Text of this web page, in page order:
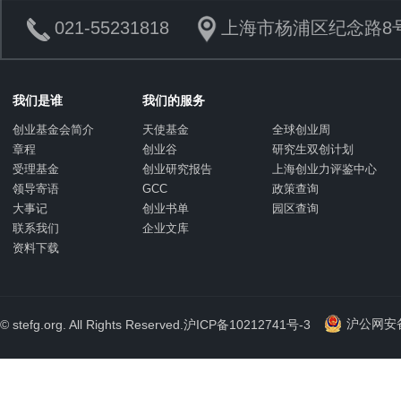
021-55231818 上海市杨浦区纪念路
我们是谁
创业基金会简介
章程
受理基金
领导寄语
大事记
联系我们
资料下载
我们的服务
天使基金
全球创业周
创业谷
研究生双创计划
创业研究报告
上海创业力评鉴中心
GCC
政策查询
创业书单
园区查询
企业文库
© stefg.org. All Rights Reserved. 沪ICP备10212741号-3 沪公网安